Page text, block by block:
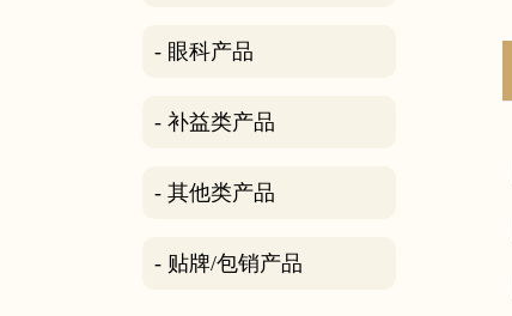
- 眼科产品
- 补益类产品
- 其他类产品
- 贴牌/包销产品